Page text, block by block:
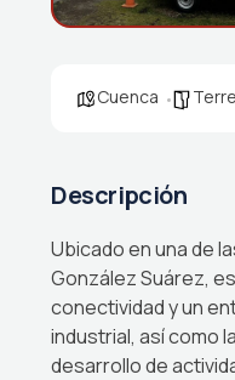
Cuenca
Descripción
Ubicado en una de
González Suárez,
conectividad y un
industrial, así como
desarrollo de